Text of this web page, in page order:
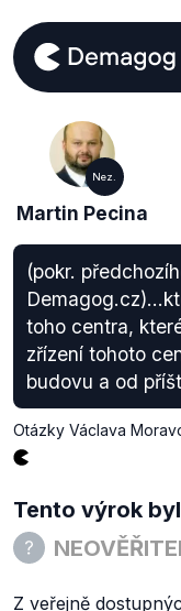
Nez.
Martin Pecina
(pokr.
toho centra,
zřízení tohoto
budovu a od
Otázky Václava
Tento výrok
Z veřejně